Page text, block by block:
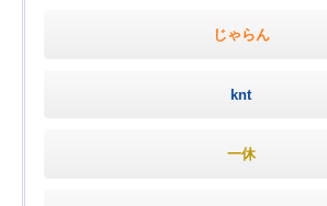
じゃらん
knt
一休